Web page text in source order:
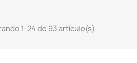
1-24 de 93 artículo(s)